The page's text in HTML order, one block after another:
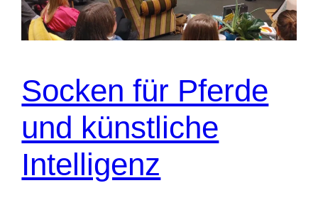
Socken für Pferde
und künstliche
Intelligenz